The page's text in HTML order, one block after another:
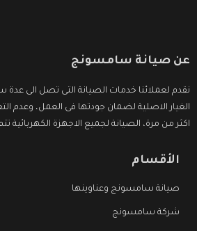
عن صيانة سامسونج
نقدم لعملائنا خدمات الصيانة التى تصل الى
الغيار الاصلية لضمان جودتها فى العمل، وعدم
اكثر من مرة، الصيانة لجميع الاجهزة
الأقسام
صيانة سامسونج وعناوينها
شركة سامسونج